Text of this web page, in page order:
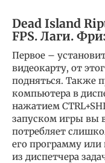
Dead Island
FPS. Лаги.
Первое –
видеокарту, от
подняться. Также
компьютера в
нажатием
запуском игры вы
потребляет
его программу или
из диспетчера